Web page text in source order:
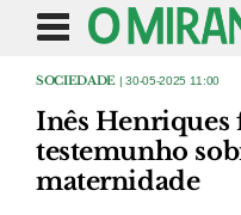
SOCIEDADE | 30-05-2025 11:00
Inês Henriques
testemunho
maternidade